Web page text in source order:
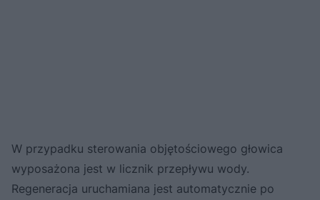
W przypadku sterowania objętościowego głowica
wyposażona jest w licznik przepływu wody.
Regeneracja uruchamiana jest automatycznie po